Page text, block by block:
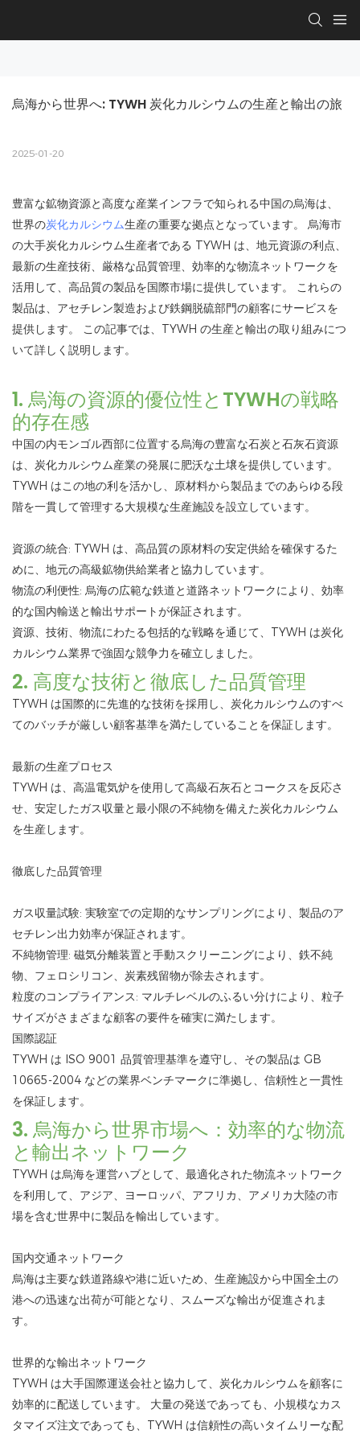
烏海から世界へ: TYWH 炭化カルシウムの生産と輸出の旅
2025-01-20
豊富な鉱物資源と高度な産業インフラで知られる中国の烏海は、
世界の炭化カルシウム生産の重要な拠点となっています。 烏海市
の大手炭化カルシウム生産者である TYWH は、地元資源の利点、
最新の生産技術、厳格な品質管理、効率的な物流ネットワークを
活用して、高品質の製品を国際市場に提供しています。 これらの
製品は、アセチレン製造および鉄鋼脱硫部門の顧客にサービスを
提供します。 この記事では、TYWH の生産と輸出の取り組みにつ
いて詳しく説明します。
1. 烏海の資源的優位性とTYWHの戦略
的存在感
中国の内モンゴル西部に位置する烏海の豊富な石炭と石灰石資源
は、炭化カルシウム産業の発展に肥沃な土壌を提供しています。
TYWH はこの地の利を活かし、原材料から製品までのあらゆる段
階を一貫して管理する大規模な生産施設を設立しています。
資源の統合: TYWH は、高品質の原材料の安定供給を確保するた
めに、地元の高級鉱物供給業者と協力しています。
物流の利便性: 烏海の広範な鉄道と道路ネットワークにより、効率
的な国内輸送と輸出サポートが保証されます。
資源、技術、物流にわたる包括的な戦略を通じて、TYWH は炭化
カルシウム業界で強固な競争力を確立しました。
2. 高度な技術と徹底した品質管理
TYWH は国際的に先進的な技術を採用し、炭化カルシウムのすべ
てのバッチが厳しい顧客基準を満たしていることを保証します。
最新の生産プロセス
TYWH は、高温電気炉を使用して高級石灰石とコークスを反応さ
せ、安定したガス収量と最小限の不純物を備えた炭化カルシウム
を生産します。
徹底した品質管理
ガス収量試験: 実験室での定期的なサンプリングにより、製品のア
セチレン出力効率が保証されます。
不純物管理: 磁気分離装置と手動スクリーニングにより、鉄不純
物、フェロシリコン、炭素残留物が除去されます。
粒度のコンプライアンス: マルチレベルのふるい分けにより、粒子
サイズがさまざまな顧客の要件を確実に満たします。
国際認証
TYWH は ISO 9001 品質管理基準を遵守し、その製品は GB
10665-2004 などの業界ベンチマークに準拠し、信頼性と一貫性
を保証します。
3. 烏海から世界市場へ：効率的な物流
と輸出ネットワーク
TYWH は烏海を運営ハブとして、最適化された物流ネットワーク
を利用して、アジア、ヨーロッパ、アフリカ、アメリカ大陸の市
場を含む世界中に製品を輸出しています。
国内交通ネットワーク
烏海は主要な鉄道路線や港に近いため、生産施設から中国全土の
港への迅速な出荷が可能となり、スムーズな輸出が促進されま
す。
世界的な輸出ネットワーク
TYWH は大手国際運送会社と協力して、炭化カルシウムを顧客に
効率的に配送しています。 大量の発送であっても、小規模なカス
タマイズ注文であっても、TYWH は信頼性の高いタイムリーな配